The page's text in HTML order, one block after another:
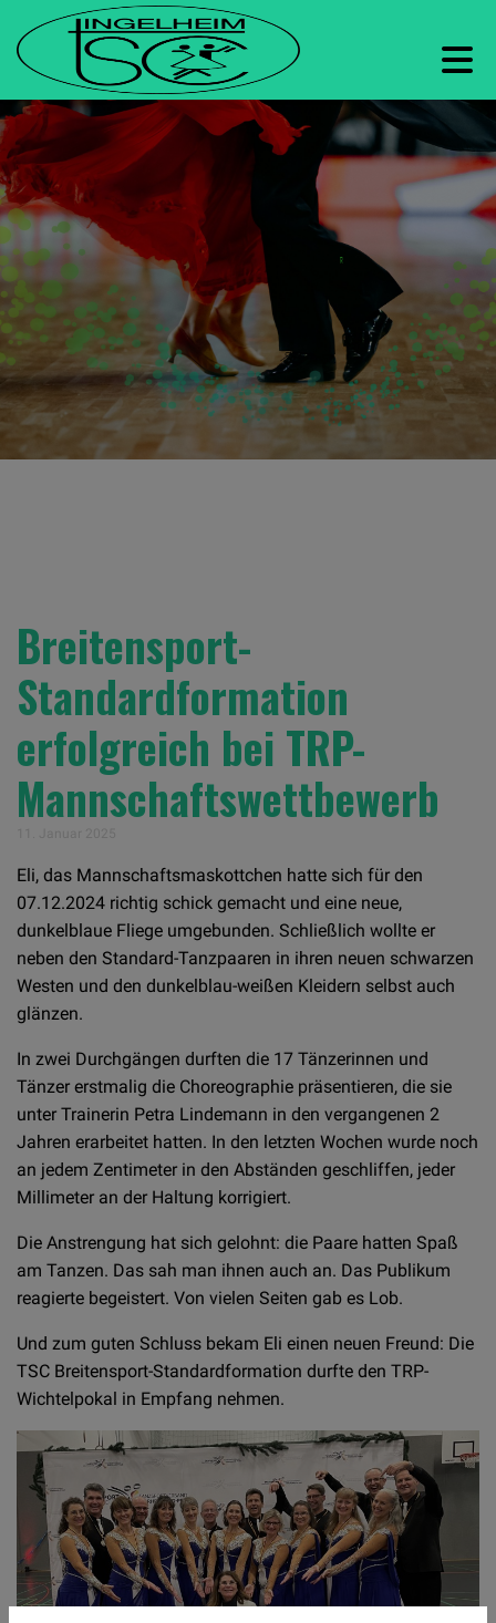
Breitensport-
Standardformation
erfolgreich bei TRP-
Mannschaftswettbewerb
Eli, das Mannschaftsmaskottchen hatte sich für den
07.12.2024 richtig schick gemacht und eine neue,
dunkelblaue Fliege umgebunden. Schließlich wollte er
neben den Standard-Tanzpaaren in ihren neuen schwarzen
Westen und den dunkelblau-weißen Kleidern selbst auch
glänzen.
In zwei Durchgängen durften die 17 Tänzerinnen und
Tänzer erstmalig die Choreographie präsentieren, die sie
unter Trainerin Petra Lindemann in den vergangenen 2
Jahren erarbeitet hatten. In den letzten Wochen wurde noch
an jedem Zentimeter in den Abständen geschliffen, jeder
Millimeter an der Haltung korrigiert.
Die Anstrengung hat sich gelohnt: die Paare hatten Spaß
am Tanzen. Das sah man ihnen auch an. Das Publikum
reagierte begeistert. Von vielen Seiten gab es Lob.
Und zum guten Schluss bekam Eli einen neuen Freund: Die
TSC Breitensport-Standardformation durfte den TRP-
Wichtelpokal in Empfang nehmen.